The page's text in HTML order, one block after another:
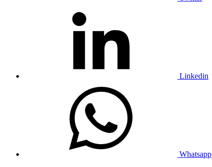
Linkedin
Whatsapp